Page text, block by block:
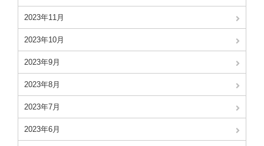
2023年11月
2023年10月
2023年9月
2023年8月
2023年7月
2023年6月